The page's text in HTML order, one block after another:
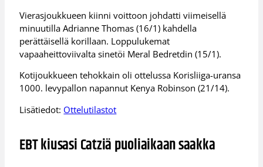
Vierasjoukkueen kiinni voittoon johdatti viimeisellä
minuutilla Adrianne Thomas (16/1) kahdella
perättäisellä korillaan. Loppulukemat
vapaaheittoviivalta sinetöi Meral Bedretdin (15/1).
Kotijoukkueen tehokkain oli ottelussa Korisliiga-uransa
1000. levypallon napannut Kenya Robinson (21/14).
Lisätiedot: Ottelutilastot
EBT kiusasi Catziä puoliaikaan saakka